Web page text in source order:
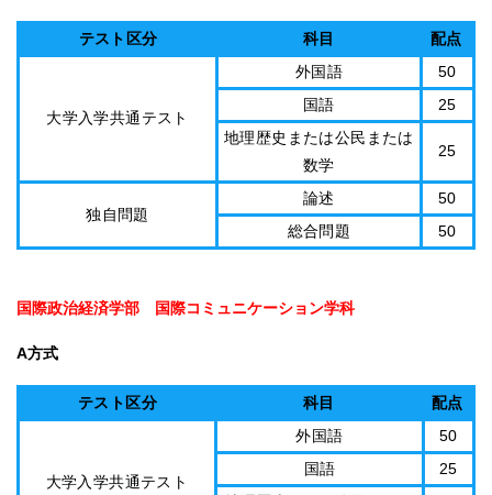
テスト区分 科目 配点
大学入学共通テスト
外国語
50
国語
25
地理歴史または公民または
数学
25
独自問題
論述
50
総合問題
50
国際政治経済学部 国際コミュニケーション学科
A方式
テスト区分 科目 配点
大学入学共通テスト
外国語
50
国語
25